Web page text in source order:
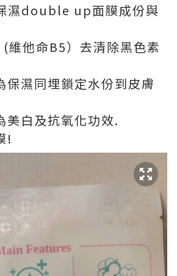
濕double up面膜成份與
他命B5）去清除黑色素
保濕同埋鎖定水份到皮膚
美白及抗氧化功效.
!